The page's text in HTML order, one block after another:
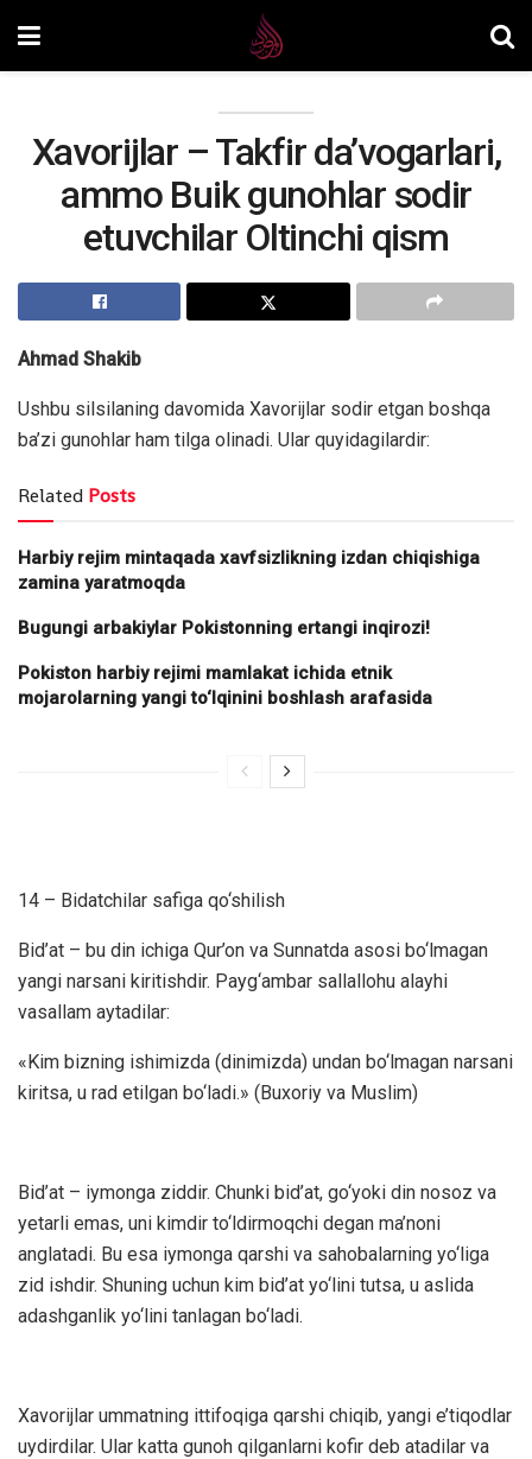
Xavorijlar – Takfir da’vogarlari,
ammo Buik gunohlar sodir
etuvchilar Oltinchi qism
Ahmad Shakib
Ushbu silsilaning davomida Xavorijlar sodir etgan boshqa
ba’zi gunohlar ham tilga olinadi. Ular quyidagilardir:
Related Posts
Harbiy rejim mintaqada xavfsizlikning izdan chiqishiga
zamina yaratmoqda
Bugungi arbakiylar Pokistonning ertangi inqirozi!
Pokiston harbiy rejimi mamlakat ichida etnik
mojarolarning yangi to‘lqinini boshlash arafasida
14 – Bidatchilar safiga qo‘shilish
Bid’at – bu din ichiga Qur’on va Sunnatda asosi bo‘lmagan
yangi narsani kiritishdir. Payg‘ambar sallallohu alayhi
vasallam aytadilar:
«Kim bizning ishimizda (dinimizda) undan bo‘lmagan narsani
kiritsa, u rad etilgan bo‘ladi.» (Buxoriy va Muslim)
Bid’at – iymonga ziddir. Chunki bid’at, go‘yoki din nosoz va
yetarli emas, uni kimdir to‘ldirmoqchi degan ma’noni
anglatadi. Bu esa iymonga qarshi va sahobalarning yo‘liga
zid ishdir. Shuning uchun kim bid’at yo‘lini tutsa, u aslida
adashganlik yo‘lini tanlagan bo‘ladi.
Xavorijlar ummatning ittifoqiga qarshi chiqib, yangi e’tiqodlar
uydirdilar. Ular katta gunoh qilganlarni kofir deb atadilar va